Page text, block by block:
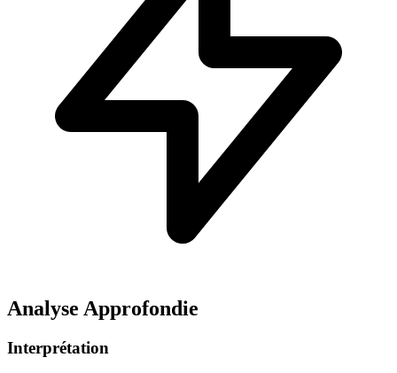
Analyse Approfondie
Interprétation